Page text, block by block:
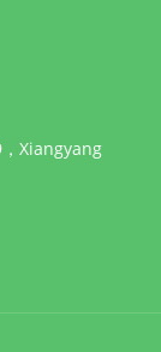
Xiangyang